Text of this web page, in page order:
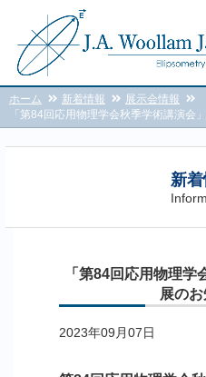
ホーム 新着情報
展示会情報
「第84回応用物理学会秋季学術講演会
新
「第84回応用物理
展の
2023年09月07日